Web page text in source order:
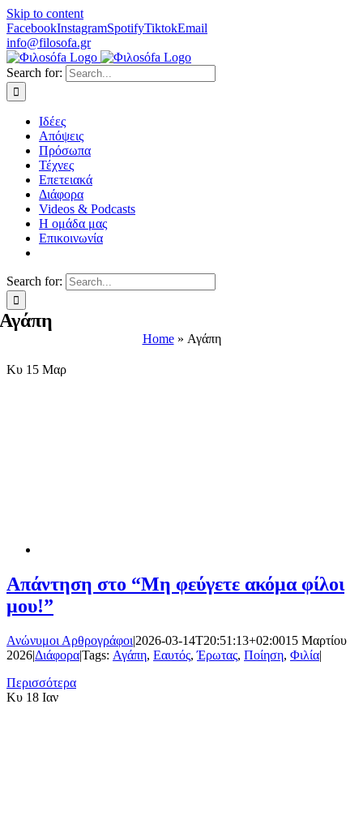
Skip to content
FacebookInstagramSpotifyTiktokEmail
info@filosofa.gr
Search for:
Ιδέες
Απόψεις
Πρόσωπα
Τέχνες
Επετειακά
Διάφορα
Videos & Podcasts
Η ομάδα μας
Επικοινωνία
Search for:
Αγάπη
Home» Αγάπη
Κυ 15 Μαρ
Απάντηση στο “Μη φεύγετε ακόμα φίλοι
μου!”
Ανώνυμοι Αρθρογράφοι|2026-03-14T20:51:13+02:0015 Μαρτίου
2026|Διάφορα|Tags: Αγάπη, Εαυτός,Έρωτας, Ποίηση, Φιλία|
Περισσότερα
Κυ 18 Ιαν